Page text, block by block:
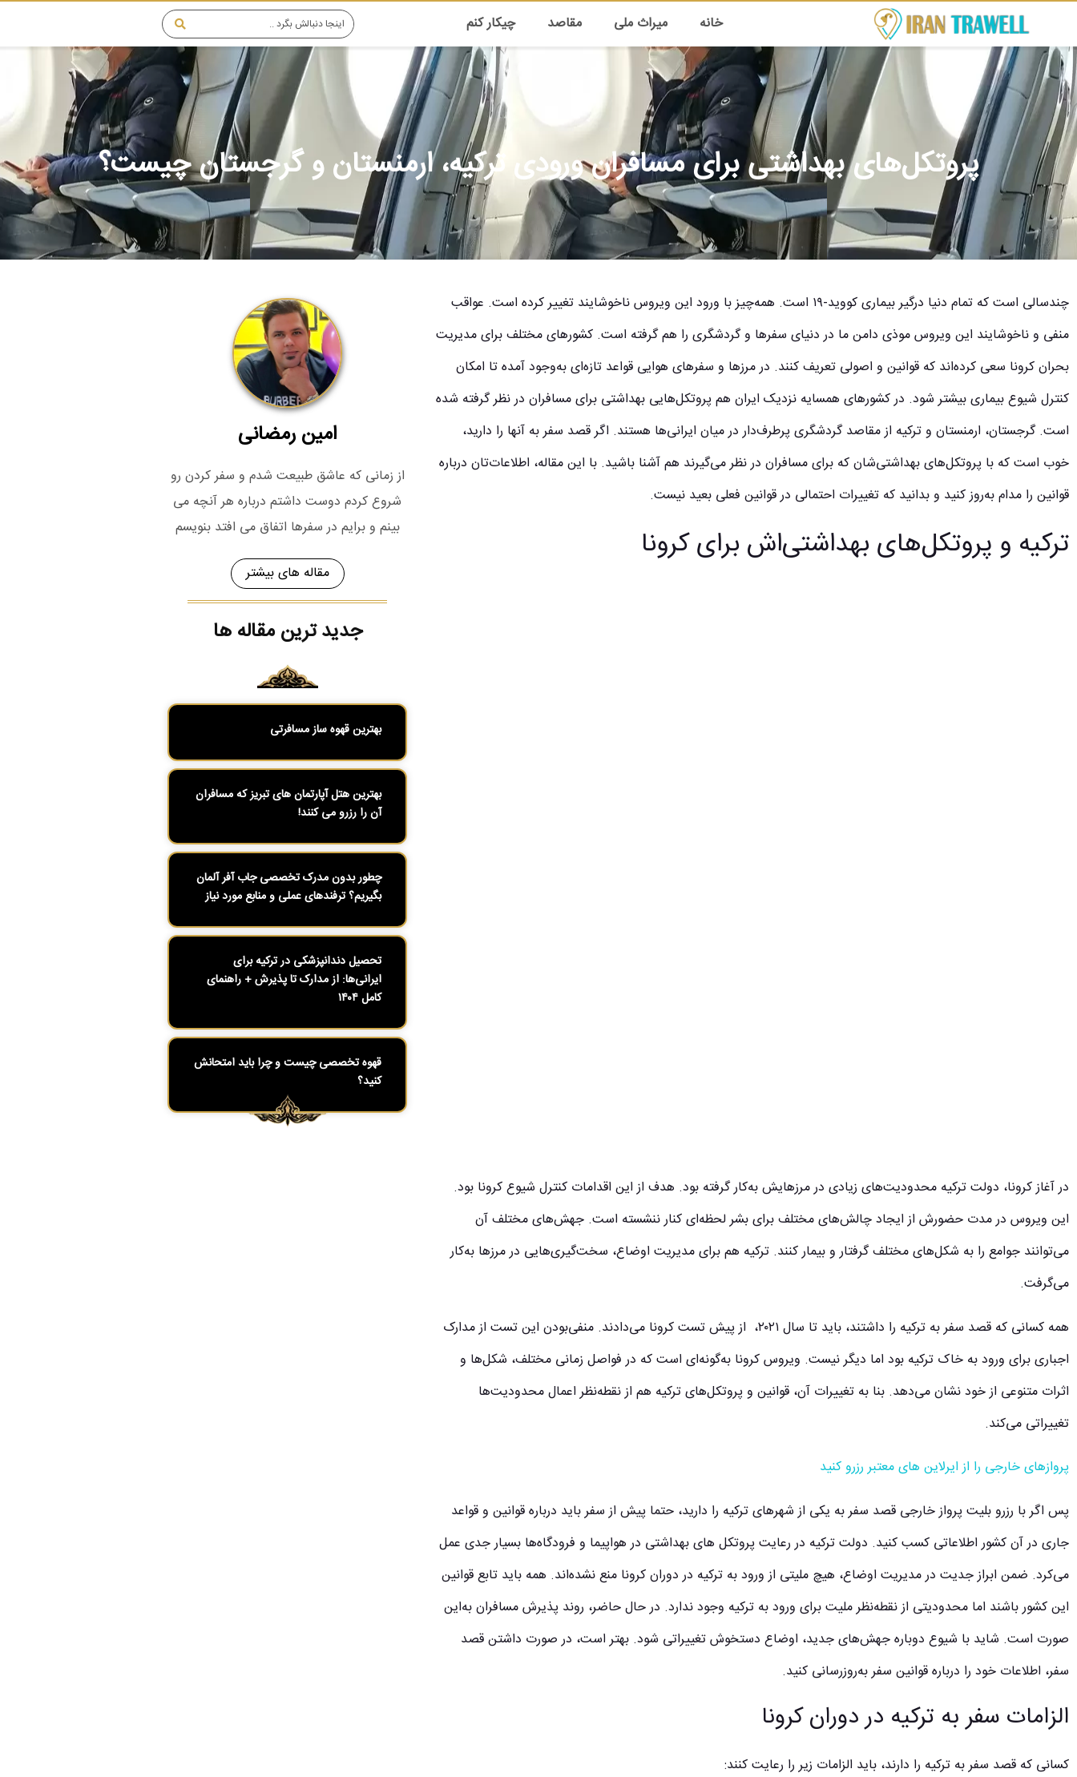
خانه میراث ملی مقاصد چیکار کنم
پروتکل‌های بهداشتی برای مسافران ورودی ترکیه، ارمنستان و گرجستان چیست؟
چندسالی است که تمام دنیا درگیر بیماری کووید-۱۹ است. همه‌چیز با ورود این ویروس ناخوشایند تغییر کرده است. عواقب
منفی و ناخوشایند این ویروس موذی دامن ما در دنیای سفرها و گردشگری را هم گرفته است. کشورهای مختلف برای مدیریت
بحران کرونا سعی کرده‌اند که قوانین و اصولی تعریف کنند. در مرزها و سفرهای هوایی قواعد تازه‌ای به‌وجود آمده تا امکان
کنترل شیوع بیماری بیشتر شود. در کشورهای همسایه نزدیک ایران هم پروتکل‌هایی بهداشتی برای مسافران در نظر گرفته شده
است.گرجستان، ارمنستان وترکیه از مقاصد گردشگری پرطرف‌دار در میان ایرانی‌ها هستند. اگر قصد سفر به آنها را دارید،
خوب است که با پروتکل‌های بهداشتی‌شان که برای مسافران در نظر می‌گیرند هم آشنا باشید. با این مقاله، اطلاعات‌تان درباره
قوانین را مدام به‌روز کنید و بدانید که تغییرات احتمالی در قوانین فعلی بعید نیست.
ترکیه و پروتکل‌های بهداشتی‌اش برای کرونا
در آغاز کرونا، دولت ترکیه محدودیت‌های زیادی در مرزهایش به‌کار گرفته بود. هدف از این اقدامات کنترل شیوع کرونا بود.
این ویروس در مدت حضورش از ایجاد چالش‌های مختلف برای بشر لحظه‌ای کنار ننشسته است. جهش‌های مختلف آن
می‌توانند جوامع را به شکل‌های مختلف گرفتار و بیمار کنند. ترکیه هم برای مدیریت اوضاع، سخت‌گیری‌هایی در مرزها به‌کار
می‌گرفت.
همه کسانی که قصد سفر به ترکیه را داشتند، باید تا سال ۲۰۲۱، از پیش تست کرونا می‌دادند. منفی‌بودن این تست از مدارک
اجباری برای ورود به خاک ترکیه بود اما دیگر نیست. ویروس کرونا به‌گونه‌ای است که در فواصل زمانی مختلف، شکل‌ها و
اثرات متنوعی از خود نشان می‌دهد. بنا به تغییرات آن، قوانین و پروتکل‌های ترکیه هم از نقطه‌نظر اعمال محدودیت‌ها
تغییراتی می‌کند.
پروازهای خارجی را از ایرلاین های معتبر رزرو کنید
پس اگر با رزرو بلیت پرواز خارجی قصد سفر به یکی از شهرهای ترکیه را دارید، حتما پیش از سفر باید درباره قوانین و قواعد
جاری در آن کشور اطلاعاتی کسب کنید. دولت ترکیه دررعایت پروتکل های بهداشتی در هواپیما و فرودگاه‌ها بسیار جدی عمل
می‌کرد. ضمن ابراز جدیت در مدیریت اوضاع، هیچ ملیتی از ورود به ترکیه در دوران کرونا منع نشده‌اند. همه باید تابع قوانین
این کشور باشند اما محدودیتی از نقطه‌نظر ملیت برای ورود به ترکیه وجود ندارد. در حال حاضر، روند پذیرش مسافران به‌این
صورت است. شاید با شیوع دوباره جهش‌های جدید، اوضاع دستخوش تغییراتی شود. بهتر است، در صورت داشتن قصد
سفر، اطلاعات خود را درباره قوانین سفر به‌روزرسانی کنید.
الزامات سفر به ترکیه در دوران کرونا
کسانی که قصد سفر به ترکیه را دارند، باید الزامات زیر را رعایت کنند:
امین رمضانی
از زمانی که عاشق طبیعت شدم و سفر کردن رو
شروع کردم دوست داشتم درباره هر آنچه می
بینم و برایم در سفرها اتفاق می افتد بنویسم
مقاله های بیشتر
جدید ترین مقاله ها
بهترین قهوه ساز مسافرتی
بهترین هتل آپارتمان های تبریز که مسافران
آن را رزرو می کنند!
چطور بدون مدرک تخصصی جاب آفر آلمان
بگیریم؟ ترفندهای عملی و منابع مورد نیاز
تحصیل دندانپزشکی در ترکیه برای
ایرانی‌ها: از مدارک تا پذیرش + راهنمای
کامل ۱۴۰۴
قهوه تخصصی چیست و چرا باید امتحانش
کنید؟